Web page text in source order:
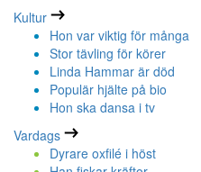
Kultur
Hon var viktig för många
Stor tävling för körer
Linda Hammar är död
Populär hjälte på bio
Hon ska dansa i tv
Vardags
Dyrare oxfilé i höst